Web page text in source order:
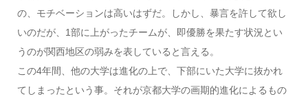
の、モチベーションは高いはずだ。しかし、暴言を許して欲し
いのだが、1部に上がったチームが、即優勝を果たす状況とい
うのが関西地区の弱みを表していると言える。
この4年間、他の大学は進化の上で、下部にいた大学に抜かれ
てしまったという事。それが京都大学の画期的進化によるもの